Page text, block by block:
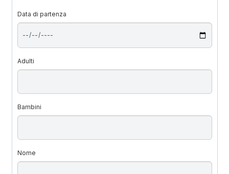
Data di partenza
Adulti
Bambini
Nome